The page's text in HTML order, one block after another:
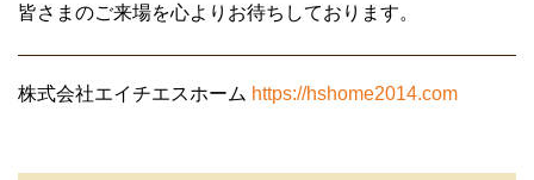
皆さまのご来場を心よりお待ちしております。
株式会社エイチエスホーム https://hshome2014.com